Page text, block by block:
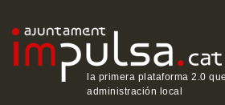
la primera plataforma 2.0
administración local